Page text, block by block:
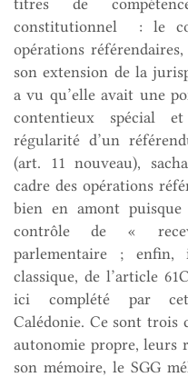
constitutionnel : le
opérations
son extension de la
a vu qu’elle avait une
contentieux spécial
régularité d’un
(art. 11 nouveau),
cadre des opérations
bien en amont
contrôle de «
parlementaire ;
classique, de l’article
ici complété par
Calédonie. Ce sont trois
autonomie propre, leurs
son mémoire, le SGG